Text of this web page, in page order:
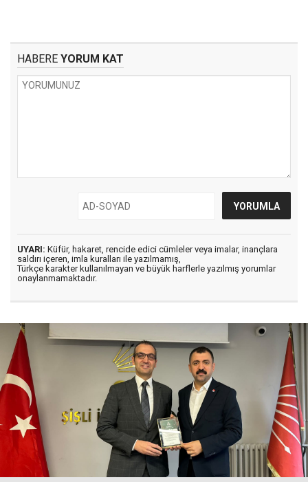
HABERE YORUM KAT
UYARI: Küfür, hakaret, rencide edici cümleler veya imalar, inançlara
saldırı içeren, imla kuralları ile yazılmamış,
Türkçe karakter kullanılmayan ve büyük harflerle yazılmış yorumlar
onaylanmamaktadır.